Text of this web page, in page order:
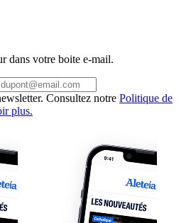
dans votre boite e-mail.
Consultez notre Politique de
plus.